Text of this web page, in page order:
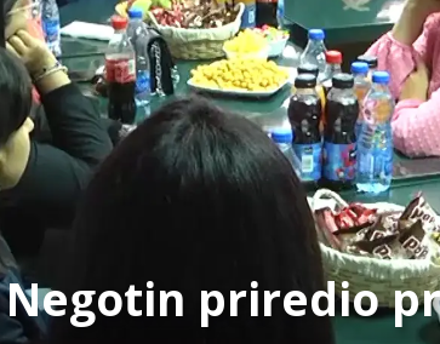
priredio